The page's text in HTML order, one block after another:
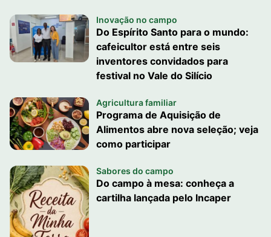
Inovação no campo
Do Espírito Santo para o mundo:
cafeicultor está entre seis
inventores convidados para
festival no Vale do Silício
Agricultura familiar
Programa de Aquisição de
Alimentos abre nova seleção; veja
como participar
Sabores do campo
Do campo à mesa: conheça a
cartilha lançada pelo Incaper